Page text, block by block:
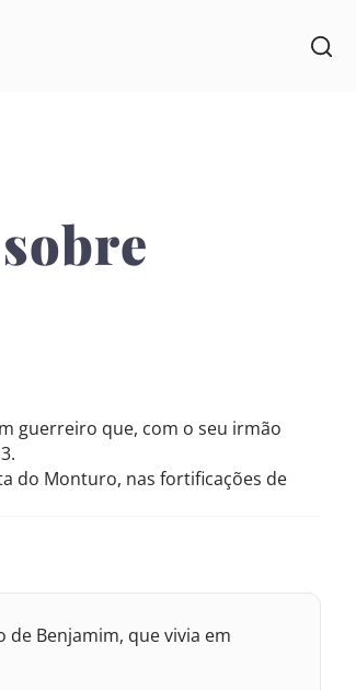
guerreiro que, com o seu irmão
do Monturo, nas fortificações de
de Benjamim, que vivia em